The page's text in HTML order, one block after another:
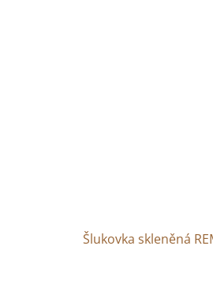
Šlukovka skleněná